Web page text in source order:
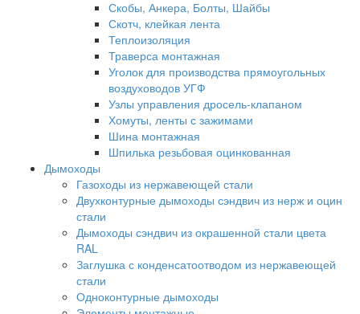
Скобы, Анкера, Болты, Шайбы
Скотч, клейкая лента
Теплоизоляция
Траверса монтажная
Уголок для производства прямоугольных
воздуховодов УГФ
Узлы управления дросель-клапаном
Хомуты, ленты с зажимами
Шина монтажная
Шпилька резьбовая оцинкованная
Дымоходы
Газоходы из нержавеющей стали
Двухконтурные дымоходы сэндвич из нерж и оцин
стали
Дымоходы сэндвич из окрашенной стали цвета
RAL
Заглушка с конденсатоотводом из нержавеющей
стали
Одноконтурные дымоходы